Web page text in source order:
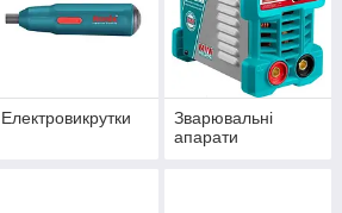
Електровикрутки
Зварювальні
апарати